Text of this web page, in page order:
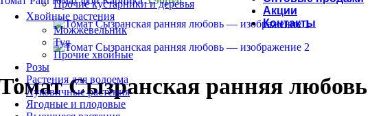
Прочие кустарники и деревья
Хвойные растения
Можжевельник
Туя
Прочие хвойные
Розы
Растения для водоема
Луковичные растения
Ягодные и плодовые
Акции
Контакты
Сызранская ранняя любовь